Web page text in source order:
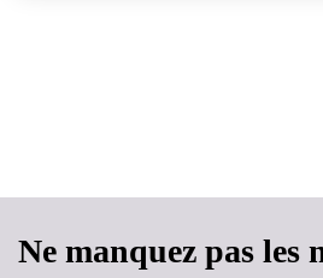
Ne manquez pas les